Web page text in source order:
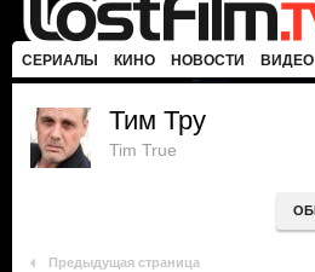
СЕРИАЛЫ КИНО НОВОСТИ ВИДЕО
Тим Тру
Tim True
Предыдущая страница